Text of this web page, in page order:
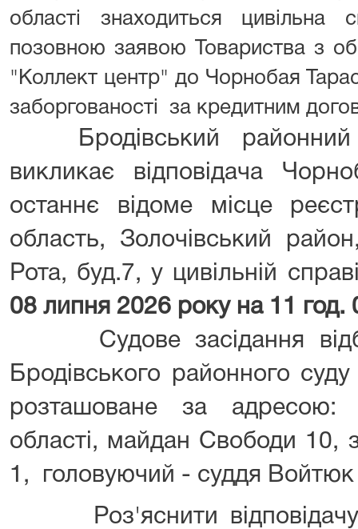
області знаходиться
позовною заявою Товариства з
"Коллект центр" до Чорнобая
заборгованості за кредитним
Бродівський районний
викликає відповідача
останнє відоме місце
область, Золочівський
Рота, буд.7, у цивільній
08 липня 2026 року на 11 год.
Судове засідання
Бродівського районного
розташоване за адресою:
області, майдан Свободи 10,
1, головуючий - суддя
Роз'яснити відповідачу,